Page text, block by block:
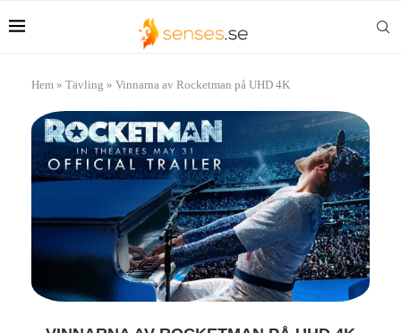
Hem » Tävling » Vinnarna av Rocketman på UHD 4K